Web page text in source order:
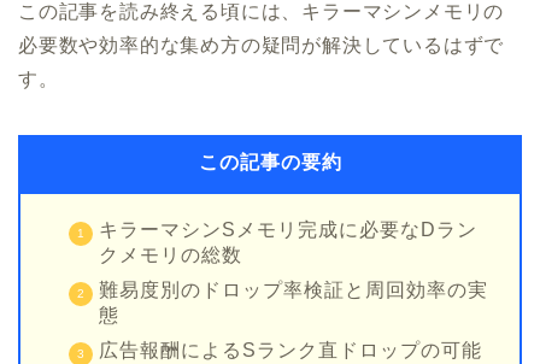
この記事を読み終える頃には、キラーマシンメモリの
必要数や効率的な集め方の疑問が解決しているはずで
す。
この記事の要約
キラーマシンSメモリ完成に必要なDラン
クメモリの総数
難易度別のドロップ率検証と周回効率の実
態
広告報酬によるSランク直ドロップの可能